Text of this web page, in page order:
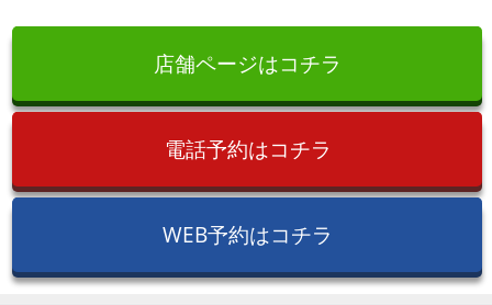
店舗ページはコチラ
電話予約はコチラ
WEB予約はコチラ